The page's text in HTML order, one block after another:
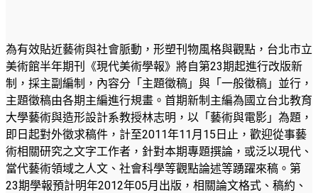
為有效貼近藝術與社會脈動，形塑刊物風格與觀點，台北市立
美術館半年期刊《現代美術學報》將自第23期起進行改版新
制，採主副編制，內容分「主題徵稿」與「一般徵稿」並行，
主題徵稿由各期主編進行規畫。首期新制主編為國立台北教育
大學藝術與造形設計系教授林志明，以「藝術與電影」為題，
即日起對外徵求稿件，計至2011年11月15日止，歡迎從事藝
術相關研究之文字工作者，針對本期專題撰論，或泛以現代、
當代藝術領域之人文、社會科學等觀點論述等踴躍來稿。 第
23期學報預計明年2012年05月出版，相關論文格式、稿約、